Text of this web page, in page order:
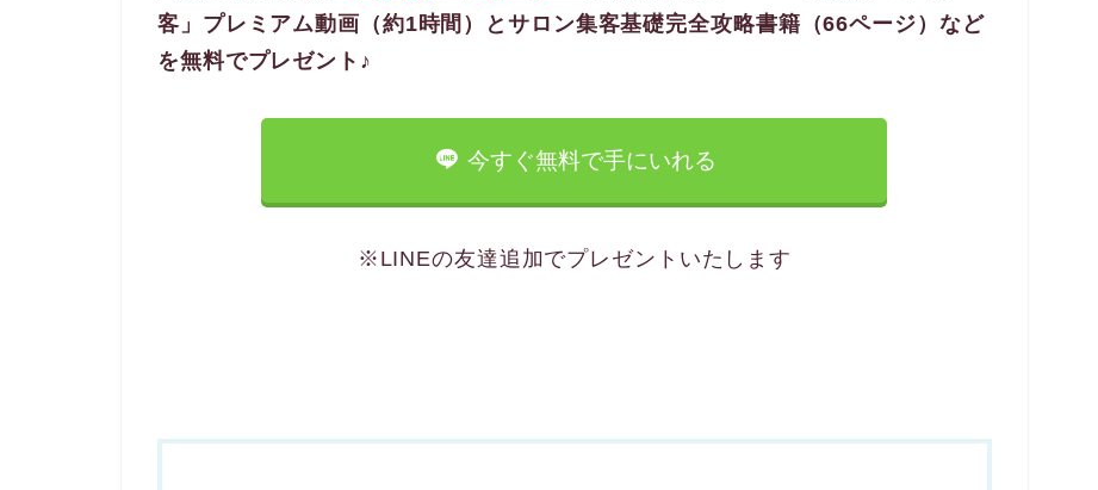
客」プレミアム動画（約1時間）とサロン集客基礎完全攻略書籍（66ページ）など
を無料でプレゼント♪
今すぐ無料で手にいれる
※LINEの友達追加でプレゼントいたします